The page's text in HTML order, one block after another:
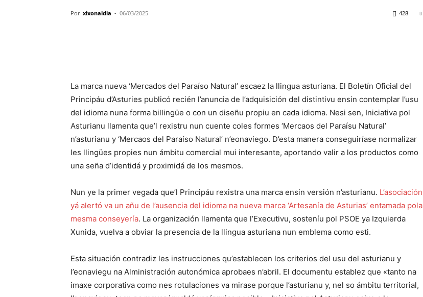
Por xixonaldia - 06/03/2025 428
La marca nueva ‘Mercados del Paraíso Natural’ escaez la llingua asturiana. El Boletín Oficial del
Principáu d’Asturies publicó recién l’anuncia de l’adquisición del distintivu ensin contemplar l’usu
del idioma nuna forma billingüe o con un diseñu propiu en cada idioma. Nesi sen, Iniciativa pol
Asturianu llamenta que’l rexistru nun cuente coles formes ‘Mercaos del Paraísu Natural’
n’asturianu y ‘Mercaos del Paraíso Natural’ n’eonaviego. D’esta manera conseguiríase normalizar
les llingües propies nun ámbitu comercial mui interesante, aportando valir a los productos como
una seña d’identidá y proximidá de los mesmos.
Nun ye la primer vegada que’l Principáu rexistra una marca ensin versión n’asturianu. L’asociación
yá alertó va un añu de l’ausencia del idioma na nueva marca ‘Artesanía de Asturias’ entamada pola
mesma conseyería. La organización llamenta que l’Executivu, sosteníu pol PSOE ya Izquierda
Xunida, vuelva a obviar la presencia de la llingua asturiana nun emblema como esti.
Esta situación contradiz les instrucciones qu’establecen los criterios del usu del asturianu y
l’eonaviegu na Alministración autonómica aprobaes n’abril. El documentu establez que «tanto na
imaxe corporativa como nes rotulaciones va mirase porque l’asturianu y, nel so ámbitu territorial,